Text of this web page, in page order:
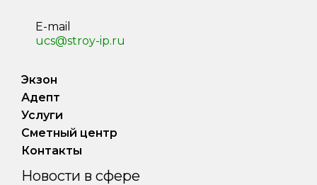
E-mail
ucs@stroy-ip.ru
Экзон
Адепт
Услуги
Сметный центр
Контакты
Новости в сфере